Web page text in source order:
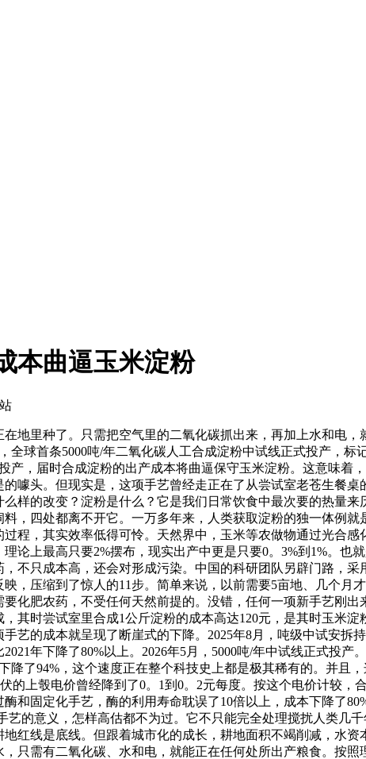
本曲逼玉米淀粉
里种了。只需把空气里的二氧化碳抓出来，再加上水和电，
全球首条5000吨/年二氧化碳人工合成淀粉中试线正式投产，
产，届时合成淀粉的出产成本将曲逼保守玉米淀粉。这意味着
噱头。但现实是，这项手艺曾经走正在了从尝试室老苍生餐
样的改变？淀粉是什么？它是我们日常饮食中最次要的热量
，四处都离不开它。一万多年来，人类获取淀粉的独一体例
程，其实效率低得可怜。天然界中，玉米等农做物通过光合
论上最高只要2%摆布，现实出产中更是只要0。3%到1%。也
不只成本高，还会对形成污染。中国的科研团队另辟门路，
，压缩到了惊人的11步。简单来说，以前需要5亩地、几个月
化肥农药，不受任何天然前提的。没错，任何一项新手艺刚
其时尝试室里合成1公斤淀粉的成本高达120元，是其时玉米
艺的成本就呈现了断崖式的下降。2025年8月，吨级中试安拆
年下降了80%以上。2026年5月，5000吨/年中试线正式投
降了94%，这个速度正在整个科技史上都是极其稀有的。并且
的上彀电价曾经降到了0。1到0。2元每度。按这个电价计较
和固定化手艺，酶的利用寿命耽误了10倍以上，成本下降了
艺的意义，怎样高估都不为过。它不只能完全处理搅扰人类几
红线是底线。但跟着城市化的成长，耕地面积不竭削减，水
只需有二氧化碳、水和电，就能正在任何处所出产粮食。按